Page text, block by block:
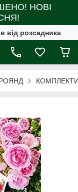
НОВІ
від розсадника